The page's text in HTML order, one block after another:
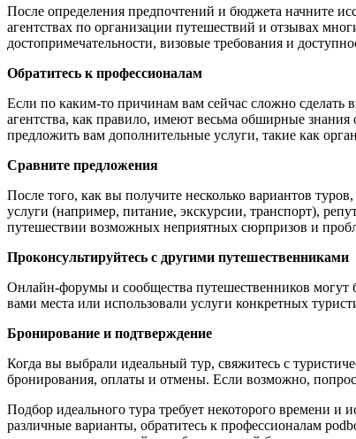
После определения предпочтений и бюджета начните
агентствах по организации путешествий и отзывах
достопримечательности, визовые требования и
Обратитесь к профессионалам
Если по каким-то причинам вам сейчас сложно сделать
агентства, как правило, имеют весьма обширные знания
предложить вам дополнительные услуги, такие как
Сравните предложения
После того, как вы получите несколько вариантов
услуги (например, питание, экскурсии, транспорт),
путешествии возможных неприятных сюрпризов и
Проконсультируйтесь с другими путешественниками
Онлайн-форумы и сообщества путешественников могут
вами места или использовали услуги конкретных
Бронирование и подтверждение
Когда вы выбрали идеальный тур, свяжитесь с
бронирования, оплаты и отмены. Если возможно,
Подбор идеального тура требует некоторого времени и
различные варианты, обратитесь к профессионалам